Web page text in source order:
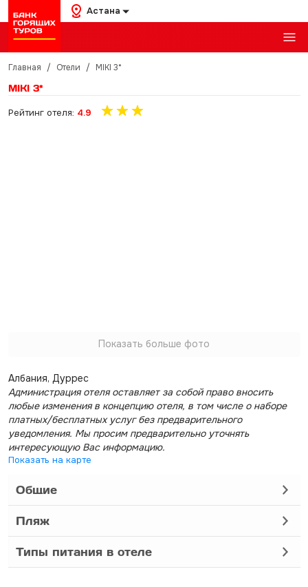
Астана
Главная / Отели / MIKI 3*
MIKI 3*
Рейтинг отеля: 4.9
Показать больше фото
Албания, Дуррес
Администрация отеля оставляет за собой право вносить
любые изменения в концепцию отеля, в том числе о наборе
платных/бесплатных услуг без предварительного
уведомления. Мы просим предварительно уточнять
интересующую Вас информацию.
Показать на карте
Общие
Пляж
Типы питания в отеле